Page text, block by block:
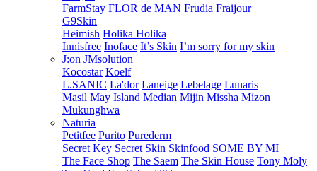
FarmStay FLOR de MAN Frudia Fraijour
G9Skin
Heimish Holika Holika
Innisfree Inoface It’s Skin I’m sorry for my skin
J:on JMsolution
Kocostar Koelf
L.SANIC La'dor Laneige Lebelage Lunaris
Masil May Island Median Mijin Missha Mizon
Mukunghwa
Naturia
Petitfee Purito Purederm
Secret Key Secret Skin Skinfood SOME BY MI
The Face Shop The Saem The Skin House Tony Moly